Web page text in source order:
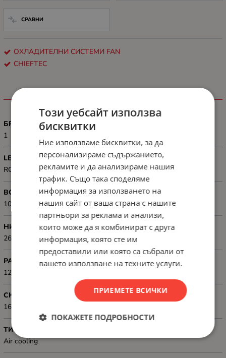
СРАВНИ
ОХЛАДИТЕЛНИ СИСТЕМИ FAN
CHIEFTEC
БРОЙ ВЕНТИЛАТОРИ
1
LED СВЕТЛИНА
RGB
ВОЛТАЖ, V
10.8V -13.2V
НИВО НА ШУМ (DB)
26.5 dBA
РАЗМЕР НА ВЕНТИЛАТОРА, ММ
120 x 120 x 25 mm
СКОРОСТ НА ВЕНТИЛАТОРА, RPM
1600 RPM
ТИП НА ОХЛАЖДАНЕ
Air cooling
Този уебсайт използва
бисквитки
Ние използваме бисквитки, за да
персонализираме съдържанието,
рекламите и да анализираме нашия
трафик. Също така споделяме
информация за използването на
нашия сайт от ваша страна с нашите
партньори за реклама и анализи,
които може да я комбинират с друга
информация, която сте им
предоставили или която са събрали от
вашето използване на техните услуги.
ПРИЕМЕТЕ ВСИЧКИ
ПОКАЖЕТЕ ПОДРОБНОСТИ